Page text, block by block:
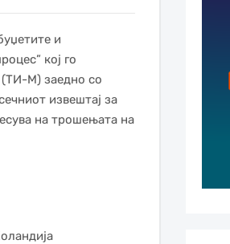
и
кој го
(ТИ-М) заедно со
извештај за
на трошењата на